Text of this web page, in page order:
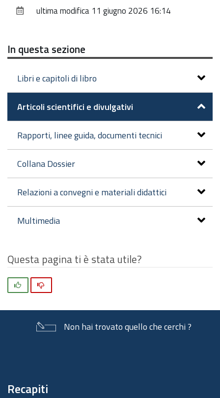
documentoultima modifica 11 giugno 2026 16:14
In questa sezione
Libri e capitoli di libro
Articoli scientifici e divulgativi
Rapporti, linee guida, documenti tecnici
Collana Dossier
Relazioni a convegni e materiali didattici
Multimedia
Questa pagina ti è stata utile?
Non hai trovato quello che cerchi ?
pagina
Recapiti